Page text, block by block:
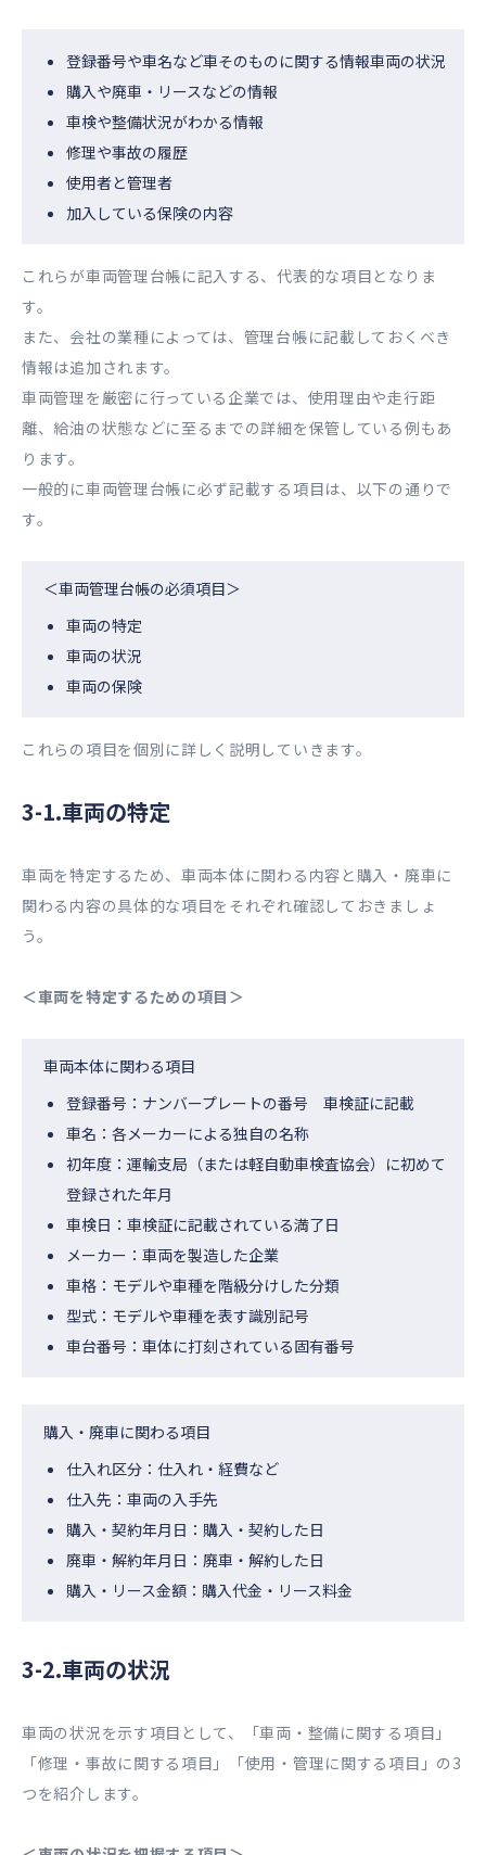
登録番号や車名など車そのものに関する情報車両の状況
購入や廃車・リースなどの情報
車検や整備状況がわかる情報
修理や事故の履歴
使用者と管理者
加入している保険の内容
これらが車両管理台帳に記入する、代表的な項目となりま
す。
また、会社の業種によっては、管理台帳に記載しておくべき
情報は追加されます。
車両管理を厳密に行っている企業では、使用理由や走行距
離、給油の状態などに至るまでの詳細を保管している例もあ
ります。
一般的に車両管理台帳に必ず記載する項目は、以下の通りで
す。
＜車両管理台帳の必須項目＞
車両の特定
車両の状況
車両の保険
これらの項目を個別に詳しく説明していきます。
3-1.車両の特定
車両を特定するため、車両本体に関わる内容と購入・廃車に
関わる内容の具体的な項目をそれぞれ確認しておきましょ
う。
＜車両を特定するための項目＞
車両本体に関わる項目
登録番号：ナンバープレートの番号 車検証に記載
車名：各メーカーによる独自の名称
初年度：運輸支局（または軽自動車検査協会）に初めて
登録された年月
車検日：車検証に記載されている満了日
メーカー：車両を製造した企業
車格：モデルや車種を階級分けした分類
型式：モデルや車種を表す識別記号
車台番号：車体に打刻されている固有番号
購入・廃車に関わる項目
仕入れ区分：仕入れ・経費など
仕入先：車両の入手先
購入・契約年月日：購入・契約した日
廃車・解約年月日：廃車・解約した日
購入・リース金額：購入代金・リース料金
3-2.車両の状況
車両の状況を示す項目として、「車両・整備に関する項目」
「修理・事故に関する項目」「使用・管理に関する項目」の3
つを紹介します。